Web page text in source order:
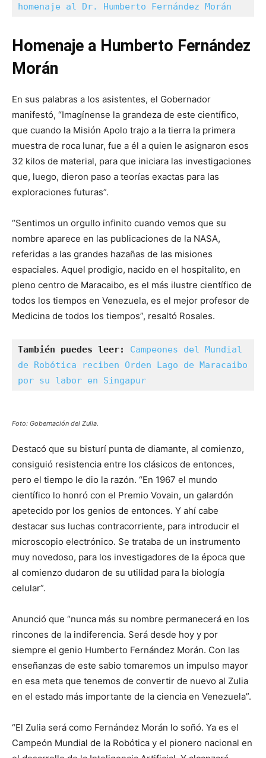
homenaje al Dr. Humberto Fernández Morán
Homenaje a Humberto Fernández
Morán
En sus palabras a los asistentes, el Gobernador
manifestó, “Imagínense la grandeza de este científico,
que cuando la Misión Apolo trajo a la tierra la primera
muestra de roca lunar, fue a él a quien le asignaron esos
32 kilos de material, para que iniciara las investigaciones
que, luego, dieron paso a teorías exactas para las
exploraciones futuras”.
“Sentimos un orgullo infinito cuando vemos que su
nombre aparece en las publicaciones de la NASA,
referidas a las grandes hazañas de las misiones
espaciales. Aquel prodigio, nacido en el hospitalito, en
pleno centro de Maracaibo, es el más ilustre científico de
todos los tiempos en Venezuela, es el mejor profesor de
Medicina de todos los tiempos”, resaltó Rosales.
También puedes leer:
Campeones del Mundial
de Robótica reciben Orden Lago de Maracaibo
por su labor en Singapur
Foto: Gobernación del Zulia.
Destacó que su bisturí punta de diamante, al comienzo,
consiguió resistencia entre los clásicos de entonces,
pero el tiempo le dio la razón. “En 1967 el mundo
científico lo honró con el Premio Vovain, un galardón
apetecido por los genios de entonces. Y ahí cabe
destacar sus luchas contracorriente, para introducir el
microscopio electrónico. Se trataba de un instrumento
muy novedoso, para los investigadores de la época que
al comienzo dudaron de su utilidad para la biología
celular”.
Anunció que “nunca más su nombre permanecerá en los
rincones de la indiferencia. Será desde hoy y por
siempre el genio Humberto Fernández Morán. Con las
enseñanzas de este sabio tomaremos un impulso mayor
en esa meta que tenemos de convertir de nuevo al Zulia
en el estado más importante de la ciencia en Venezuela”.
“El Zulia será como Fernández Morán lo soñó. Ya es el
Campeón Mundial de la Robótica y el pionero nacional en